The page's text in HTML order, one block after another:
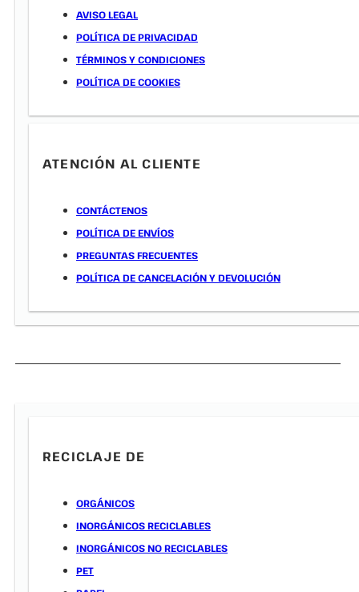
AVISO LEGAL
POLÍTICA DE PRIVACIDAD
TÉRMINOS Y CONDICIONES
POLÍTICA DE COOKIES
ATENCIÓN AL CLIENTE
CONTÁCTENOS
POLÍTICA DE ENVÍOS
PREGUNTAS FRECUENTES
POLÍTICA DE CANCELACIÓN Y DEVOLUCIÓN
RECICLAJE DE
ORGÁNICOS
INORGÁNICOS RECICLABLES
INORGÁNICOS NO RECICLABLES
PET